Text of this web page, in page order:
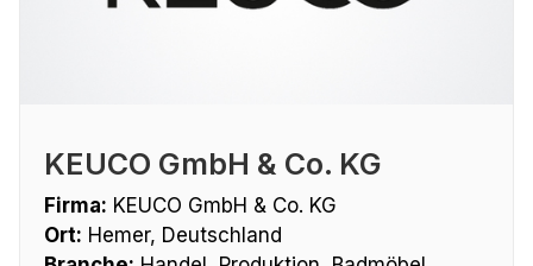
KEUCO GmbH & Co. KG
Firma: KEUCO GmbH & Co. KG
Ort: Hemer, Deutschland